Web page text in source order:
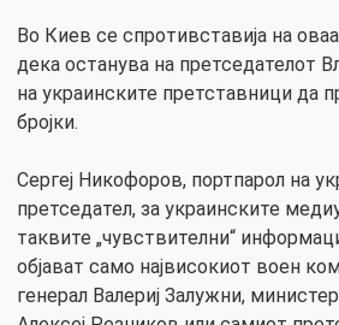
Во Киев се спротивставија на оваа
дека останува на претседателот
на украинските претставници да
бројки.
Сергеј Никофоров, портпарол на
претседател, за украинските
таквите „чувствителни“
објават само највисокиот воен
генерал Валериј Залужни,